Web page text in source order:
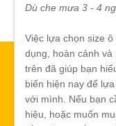
Dù che mưa 3 - 4
Việc lựa chọn size
dụng, hoàn cảnh và
trên đã giúp bạn
biến hiện nay để
với mình. Nếu bạn
hiệu, hoặc muốn